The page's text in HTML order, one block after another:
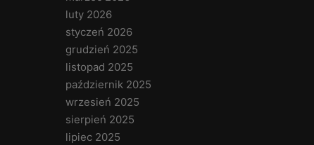
luty 2026
styczeń 2026
grudzień 2025
listopad 2025
październik 2025
wrzesień 2025
sierpień 2025
lipiec 2025